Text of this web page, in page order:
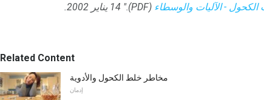
الكحول - الآليات والوسطاء (PDF)." 14 يناير 2002.
Related Content
مخاطر خلط الكحول والأدوية
إدمان